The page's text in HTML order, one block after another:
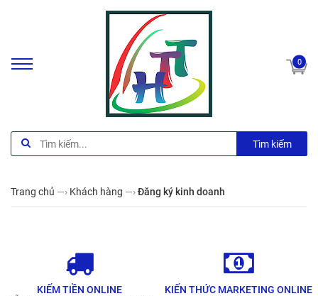
0
Tìm kiếm
Trang chủ —› Khách hàng —›Đăng ký kinh doanh
KIẾM TIỀN ONLINE
KIẾN THỨC MARKETING ONLINE